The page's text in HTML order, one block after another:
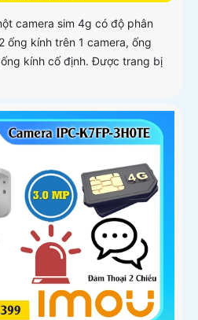
camera sim 4g có độ phân
ống kính trên 1 camera, ống
kính cố định. Được trang bị